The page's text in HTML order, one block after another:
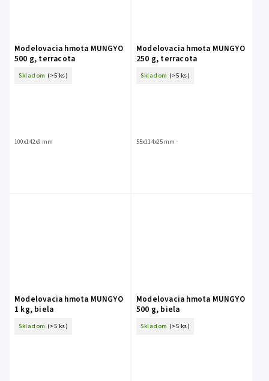
Modelovacia hmota MUNGYO
500 g, terracota
Skladom (>5 ks)
100x142x9 mm
Modelovacia hmota MUNGYO
250 g, terracota
Skladom (>5 ks)
55x114x25 mm
Modelovacia hmota MUNGYO
1 kg, biela
Skladom (>5 ks)
Modelovacia hmota MUNGYO
500 g, biela
Skladom (>5 ks)